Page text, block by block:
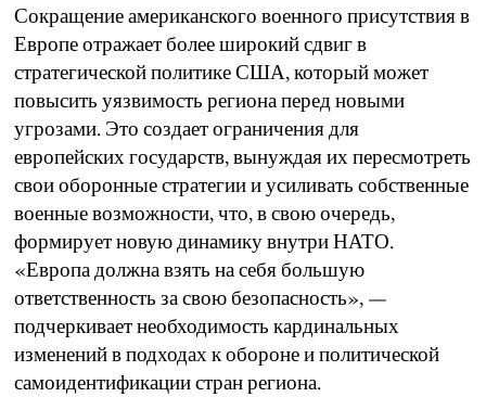
Сокращение американского военного присутствия в
Европе отражает более широкий сдвиг в
стратегической политике США, который может
повысить уязвимость региона перед новыми
угрозами. Это создает ограничения для
европейских государств, вынуждая их пересмотреть
свои оборонные стратегии и усиливать собственные
военные возможности, что, в свою очередь,
формирует новую динамику внутри НАТО.
«Европа должна взять на себя большую
ответственность за свою безопасность», —
подчеркивает необходимость кардинальных
изменений в подходах к обороне и политической
самоидентификации стран региона.